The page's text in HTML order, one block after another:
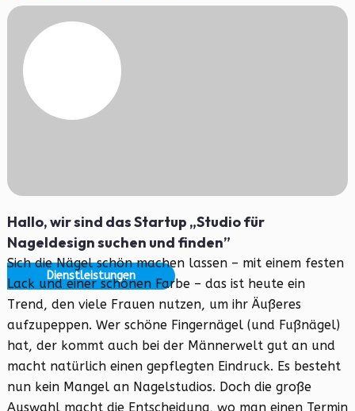
Dienstleistungen
Hallo, wir sind das Startup „Studio für
Nageldesign suchen und finden”
Sich die Nägel schön machen lassen – mit einem festen
Lack und einer schönen Farbe – das ist heute ein
Trend, den viele Frauen nutzen, um ihr Äußeres
aufzupeppen. Wer schöne Fingernägel (und Fußnägel)
hat, der kommt auch bei der Männerwelt gut an und
macht natürlich einen gepflegten Eindruck. Es besteht
nun kein Mangel an Nagelstudios. Doch die große
Auswahl macht die Entscheidung, wo man einen Termin